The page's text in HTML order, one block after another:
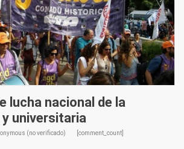
lucha nacional de la
universitaria
(no verificado) [comment_count]